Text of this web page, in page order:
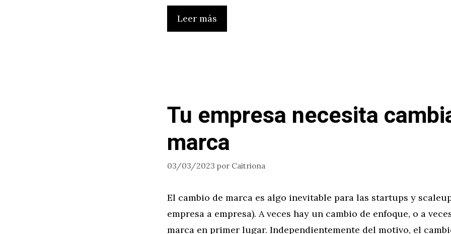
Leer más
Tu empresa necesita
marca
03/03/2023 por Caitriona
El cambio de marca es algo inevitable para las startups y
empresa a empresa). A veces hay un cambio de enfoque, o a
marca en primer lugar. Independientemente del motivo, el